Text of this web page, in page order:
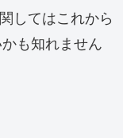
してはこれから
も知れません